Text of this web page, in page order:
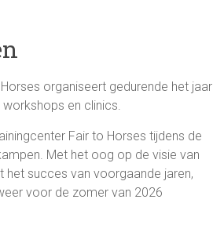
organiseert gedurende het jaar
en clinics.
Fair to Horses tijdens de
Met het oog op de visie van
het succes van voorgaande jaren,
voor de zomer van 2026